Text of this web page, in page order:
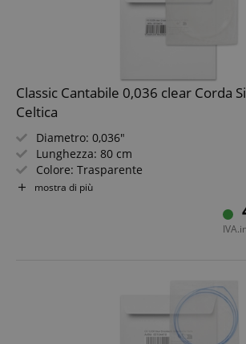
Classic Cantabile 0,036 clear Corda
Celtica
Diametro: 0,036"
Lunghezza: 80 cm
Colore: Trasparente
Materiale: Nylon
mostra di più